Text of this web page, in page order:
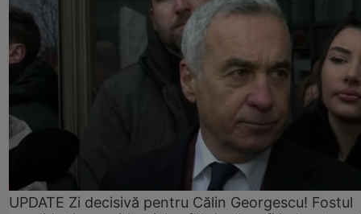
UPDATE Zi decisivă pentru Călin Georgescu! Fostul